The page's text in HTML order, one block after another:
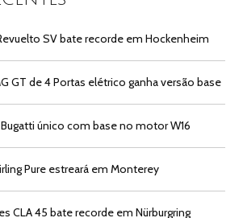
SV bate recorde em Hockenheim
GT de 4 Portas elétrico ganha versão base
único com base no motor W16
Pure estreará em Monterey
CLA 45 bate recorde em Nürburgring